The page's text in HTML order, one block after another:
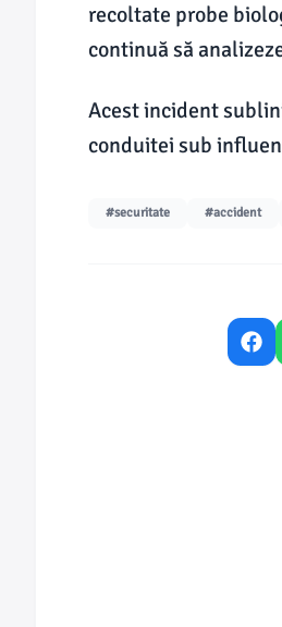
recoltate probe
continuă să
Acest incident
conduitei sub
#securitate #accident